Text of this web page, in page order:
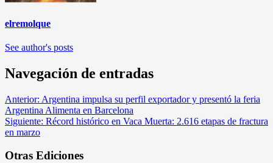
elremolque
See author's posts
Navegación de entradas
Anterior: Argentina impulsa su perfil exportador y presentó la feria
Argentina Alimenta en Barcelona
Siguiente: Récord histórico en Vaca Muerta: 2.616 etapas de fractura
en marzo
Otras Ediciones